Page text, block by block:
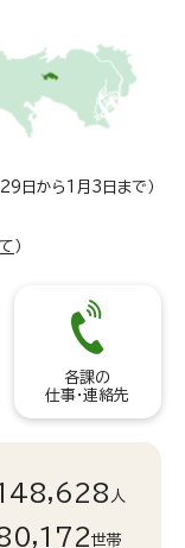
29日から1月3日まで）
）
各課の
仕事・連絡先
人
世帯